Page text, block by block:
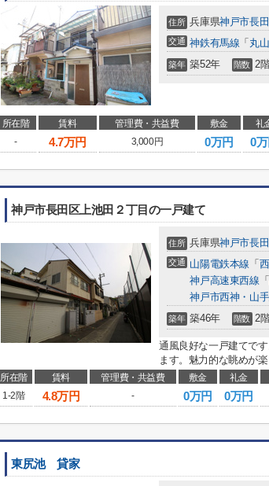
住所 兵庫県神戸市長
交通 神鉄有馬線 「 丸山
築年 築52年 階数 2
所在階 賃料 管理費・共益費 敷金 礼
-
4.7万円 3,000円 0万円 0
神戸市長田区上池田２丁目の一戸建て
住所 兵庫県神戸市長
交通 山陽電鉄本線 「
神戸高速東西線 「
神戸市西神・山
築年 築46年 階数 2
通風良好な一戸建てで
ます。魅力的な眺めが
所在階 賃料 管理費・共益費 敷金 礼金
1-2階
4.8万円 - 0万円 0万円
東尻池 貸家